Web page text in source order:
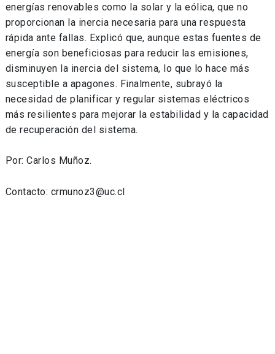
energías renovables como la solar y la eólica, que no
proporcionan la inercia necesaria para una respuesta
rápida ante fallas. Explicó que, aunque estas fuentes de
energía son beneficiosas para reducir las emisiones,
disminuyen la inercia del sistema, lo que lo hace más
susceptible a apagones. Finalmente, subrayó la
necesidad de planificar y regular sistemas eléctricos
más resilientes para mejorar la estabilidad y la capacidad
de recuperación del sistema.
Por: Carlos Muñoz.
Contacto: crmunoz3@uc.cl